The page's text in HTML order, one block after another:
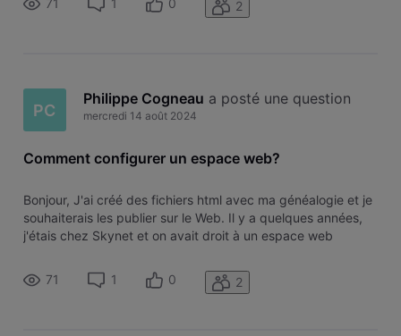
71 1 0 2
PC
Philippe Cogneau a posté une question
mercredi 14 août 2024
Comment configurer un espace web?
Bonjour, J'ai créé des fichiers html avec ma généalogie et je
souhaiterais les publier sur le Web. Il y a quelques années,
j'étais chez Skynet et on avait droit à un espace web
personne qui pourra me répondre.
71 1 0 2